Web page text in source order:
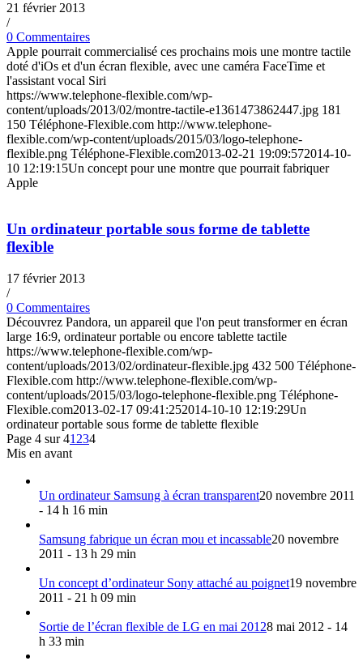
21 février 2013
/
0 Commentaires
Apple pourrait commercialisé ces prochains mois une montre tactile
doté d'iOs et d'un écran flexible, avec une caméra FaceTime et
l'assistant vocal Siri
https://www.telephone-flexible.com/wp-
content/uploads/2013/02/montre-tactile-e1361473862447.jpg 181
150 Téléphone-Flexible.com http://www.telephone-
flexible.com/wp-content/uploads/2015/03/logo-telephone-
flexible.png Téléphone-Flexible.com2013-02-21 19:09:572014-10-
10 12:19:15Un concept pour une montre que pourrait fabriquer
Apple
Un ordinateur portable sous forme de tablette
flexible
17 février 2013
/
0 Commentaires
Découvrez Pandora, un appareil que l'on peut transformer en écran
large 16:9, ordinateur portable ou encore tablette tactile
https://www.telephone-flexible.com/wp-
content/uploads/2013/02/ordinateur-flexible.jpg 432 500 Téléphone-
Flexible.com http://www.telephone-flexible.com/wp-
content/uploads/2015/03/logo-telephone-flexible.png Téléphone-
Flexible.com2013-02-17 09:41:252014-10-10 12:19:29Un
ordinateur portable sous forme de tablette flexible
Page 4 sur 41 234
Mis en avant
Un ordinateur Samsung à écran transparent20 novembre 2011
- 14 h 16 min
Samsung fabrique un écran mou et incassable20 novembre
2011 - 13 h 29 min
Un concept d’ordinateur Sony attaché au poignet19 novembre
2011 - 21 h 09 min
Sortie de l’écran flexible de LG en mai 20128 mai 2012 - 14
h 33 min